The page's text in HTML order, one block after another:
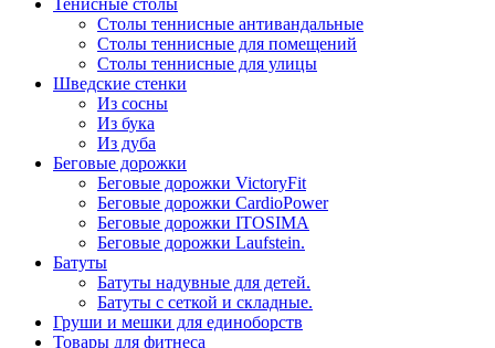
Тенисные столы
Столы теннисные антивандальные
Столы теннисные для помещений
Столы теннисные для улицы
Шведские стенки
Из сосны
Из бука
Из дуба
Беговые дорожки
Беговые дорожки VictoryFit
Беговые дорожки CardioPower
Беговые дорожки ITOSIMA
Беговые дорожки Laufstein.
Батуты
Батуты надувные для детей.
Батуты с сеткой и складные.
Груши и мешки для единоборств
Товары для фитнеса